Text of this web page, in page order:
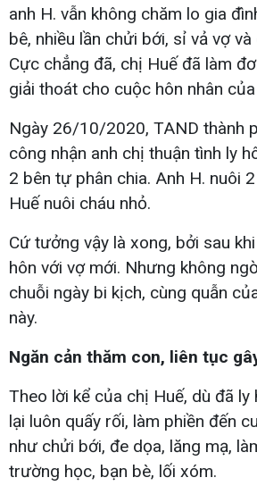
anh H. vẫn không chăm lo gia
bê, nhiều lần chửi bới, sỉ vả vợ và
Cực chẳng đã, chị Huế đã làm
giải thoát cho cuộc hôn nhân
Ngày 26/10/2020, TAND thành
công nhận anh chị thuận tình ly
2 bên tự phân chia. Anh H. nuôi
Huế nuôi cháu nhỏ.
Cứ tưởng vậy là xong, bởi sau
hôn với vợ mới. Nhưng không
chuỗi ngày bi kịch, cùng quẫn
này.
Ngăn cản thăm con, liên tục
Theo lời kể của chị Huế, dù đã ly
lại luôn quấy rối, làm phiền đến
như chửi bới, đe dọa, lăng mạ,
trường học, bạn bè, lối xóm.